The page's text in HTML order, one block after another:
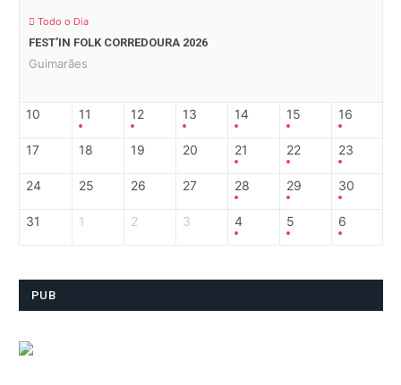
Todo o Dia
FEST’IN FOLK CORREDOURA 2026
Guimarães
10 11 12 13 14 15 16
17 18 19 20 21 22 23
24 25 26 27 28 29 30
31 1 2 3 4 5 6
PUB